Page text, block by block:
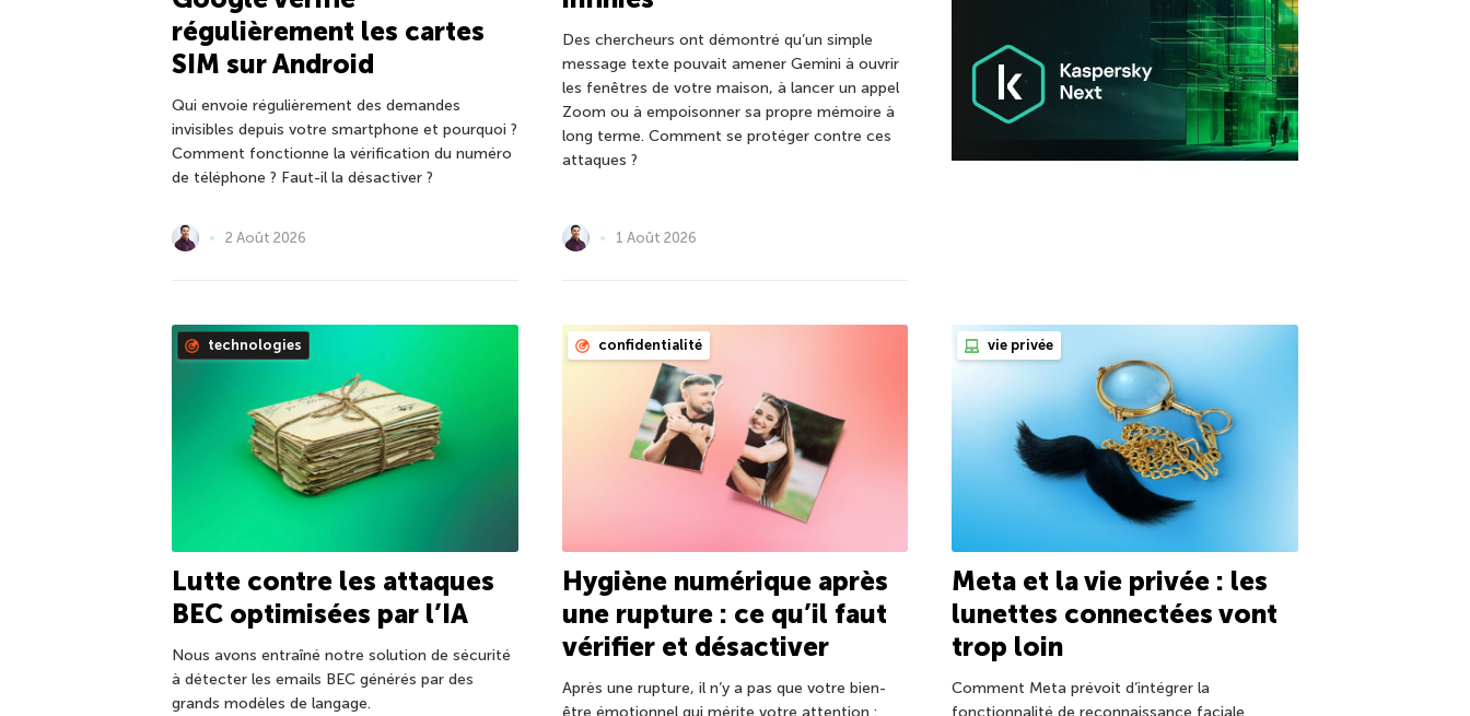
régulièrement les cartes
SIM sur Android
Qui envoie régulièrement des demandes
invisibles depuis votre smartphone et pourquoi ?
Comment fonctionne la vérification du numéro
de téléphone ? Faut-il la désactiver ?
2 Août 2026
Des chercheurs ont démontré qu’un simple
message texte pouvait amener Gemini à ouvrir
les fenêtres de votre maison, à lancer un appel
Zoom ou à empoisonner sa propre mémoire à
long terme. Comment se protéger contre ces
attaques ?
1 Août 2026
technologies
Lutte contre les attaques
BEC optimisées par l’IA
Nous avons entraîné notre solution de sécurité
à détecter les emails BEC générés par des
grands modèles de langage.
confidentialité
Hygiène numérique après
une rupture : ce qu’il faut
vérifier et désactiver
Après une rupture, il n’y a pas que votre bien-
vie privée
Meta et la vie privée : les
lunettes connectées vont
trop loin
Comment Meta prévoit d’intégrer la